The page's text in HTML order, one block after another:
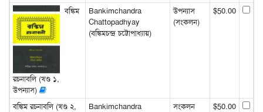
বঙ্কিম
রচনাবলি (খণ্ড ১,
উপন্যাস)
Bankimchandra
Chattopadhyay
(বঙ্কিমচন্দ্র চট্টোপাধ্যায়)
উপন্যাস
(সংকলন)
$50.00
বঙ্কিম রচনাবলি (খণ্ড ২,
Bankimchandra
সংকলন $50.00